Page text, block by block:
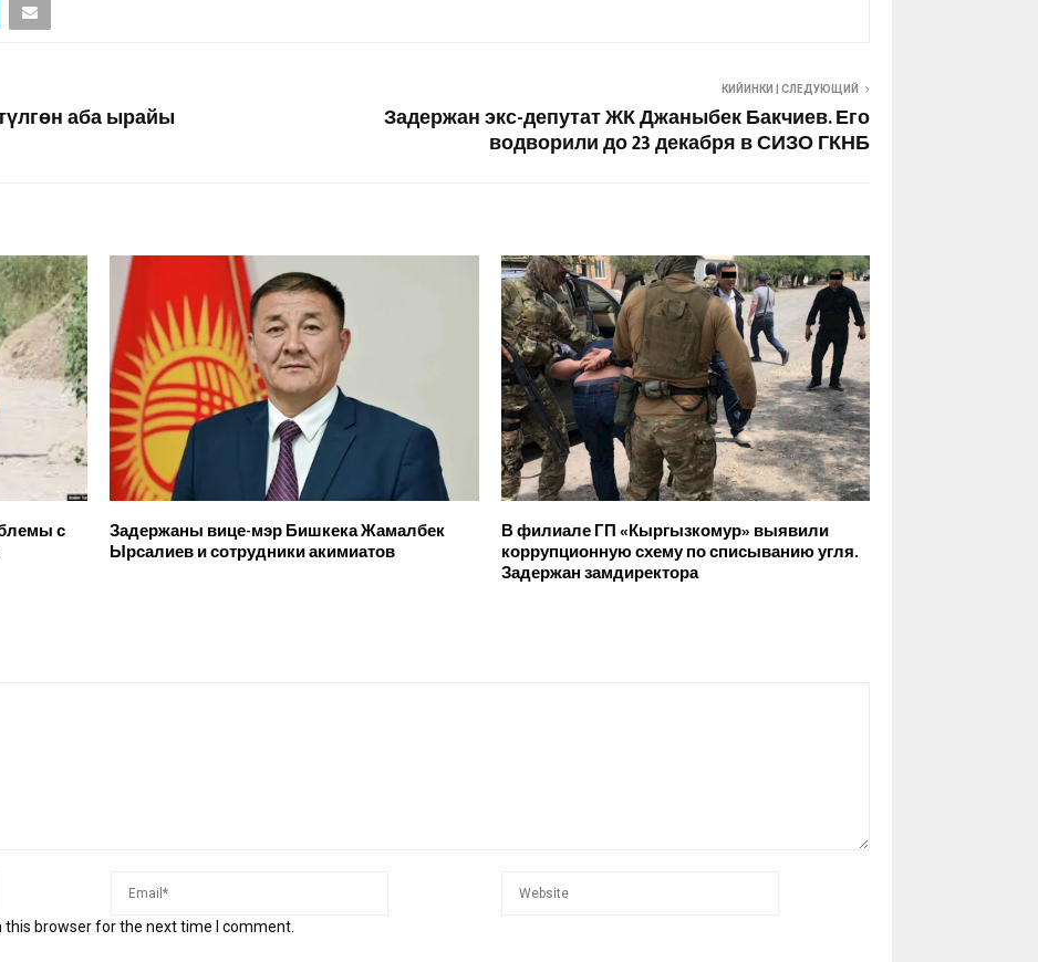
аба ырайы
КИЙИНКИ | СЛЕДУЮЩИЙ
Задержан экс-депутат ЖК Джаныбек Бакчиев. Его
водворили до 23 декабря в СИЗО ГКНБ
с Задержаны вице-мэр Бишкека Жамалбек
Ырсалиев и сотрудники акимиатов
В филиале ГП «Кыргызкомур» выявили
коррупционную схему по списыванию угля.
Задержан замдиректора
browser for the next time I comment.